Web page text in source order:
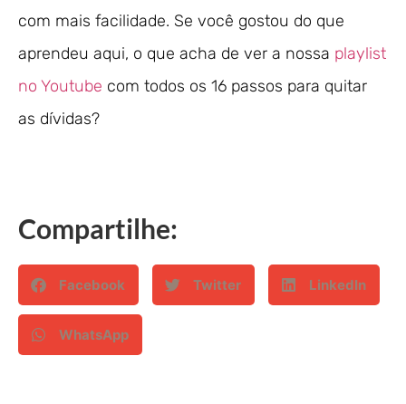
com mais facilidade. Se você gostou do que
aprendeu aqui, o que acha de ver a nossa playlist
no Youtube com todos os 16 passos para quitar
as dívidas?
Compartilhe:
Facebook Twitter LinkedIn
WhatsApp